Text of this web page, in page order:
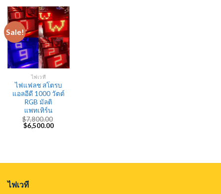
Sale!
ไฟเวที
ไฟแฟลช สโตรบ
แอลอีดี 1000 วัตต์
RGB มัลติ
แพทเทิร์น
$7,800.00
Original
price
$6,500.00Current
ไฟเวที